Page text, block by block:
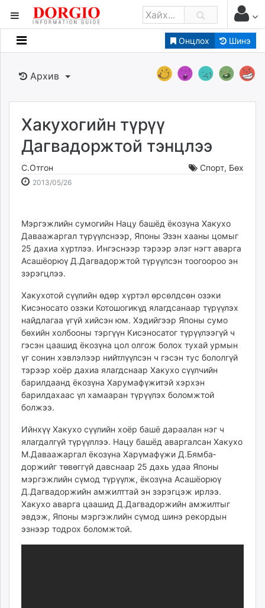
Онцлох Шинэ
Мэдээллийн
Банк санхүү
Бизнес ААН
Төрийн
Нийслэлийн
dorgio.mn
Gogo.mn
zindaa.mn
Baabar.mn
tovch.mn
ikon.mn
mnb.mn
Livetv.mn
Eguur.mn
24tsag.mn
shuud.mn
eagle.mn
ergelt.mn
zarig.mn
today.mn
mminfo.mn
ugluu.mn
urlag.mn
unen.mn
asu.mn
shudarga.mn
shuurhai.mn
Архив
Хакухогийн түрүү
Дагвадоржтой тэнцлээ
С.Отгон Спорт, Бөх
2013/05/262013-
14:27:48
2026-
00:26:23
Мэргэжлийн сумогийн Нацу башёд ёкозүна Хакухо
Даваажаргал түрүүлснээр, Японы Эзэн хааны цомыг
25 дахиа хүртлээ. Ингэснээр тэрээр элэг нэгт аварга
Асашёорюү Д.Дагвадоржтой түрүүлсэн тоогоороо эн
зэрэгцлээ.
Хакухотой сүүлийн өдөр хүртэл өрсөлдсөн озэки
Кисэносато озэки Котошогикүд ялагдсанаар түрүүлэх
найдлагаа үгүй хийсэн юм. Хэдийгээр Японы сумо
бөхийн холбооны тэргүүн Кисэносатог түрүүлээгүй ч
гэсэн цаашид ёкозүна цол олгож болох тухай урмын
үг сонин хэвлэлээр нийтлүүлсэн ч гэсэн тус бололгүй
тэрээр хоёр дахиа ялагдснаар Хакухо сүүлчийн
барилдаанд ёкозүна Харумафүжитэй хэрхэн
барилдахаас үл хамааран түрүүлэх боломжтой
болжээ.
Ийнхүү Хакухо сүүлийн хоёр башё дараалан нэг ч
ялагдaлгүй түрүүллээ. Hацу башёд авар­­­галсан Хакухо
М.Даваа­жаргал ёко­зүна Харү­мафүжи Д.Бямба­
доржийг төвөггүй давснаар 25 дахь удаа Японы
мэргэж­лийн сүмод түрүүлж, ёко­зүна Асашёорюү
Д.Дагва­доржийн амжилттай эн зэрэгцэж ир­лээ.
Хаку­хо аварга цаашид Д.Дагва­доржийн амжилтыг
эвдэж, Японы мэр­гэжлийн сүмод шинэ ре­кордын
эзнээр тодрох боломжтой.